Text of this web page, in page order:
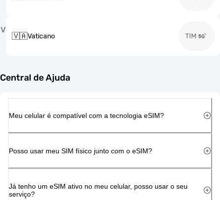
V
🇻🇦Vaticano TIM
Central de Ajuda
Meu celular é compatível com a tecnologia eSIM?
Posso usar meu SIM físico junto com o eSIM?
Já tenho um eSIM ativo no meu celular, posso usar o seu
serviço?